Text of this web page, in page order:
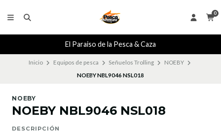
0
El Paraiso de la Pesca & Caza
Inicio Equipos de pesca Señuelos Trolling
NOEBY
NOEBY NBL9046 NSL018
NOEBY
NOEBY NBL9046 NSL018
DESCRIPCIÓN